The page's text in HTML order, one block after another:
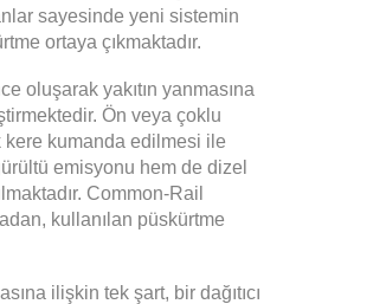
sayesinde yeni sistemin
ortaya çıkmaktadır.
oluşarak yakıtın yanmasına
Ön veya çoklu
kere kumanda edilmesi ile
emisyonu hem de dizel
Common-Rail
kullanılan püskürtme
ilişkin tek şart, bir dağıtıcı